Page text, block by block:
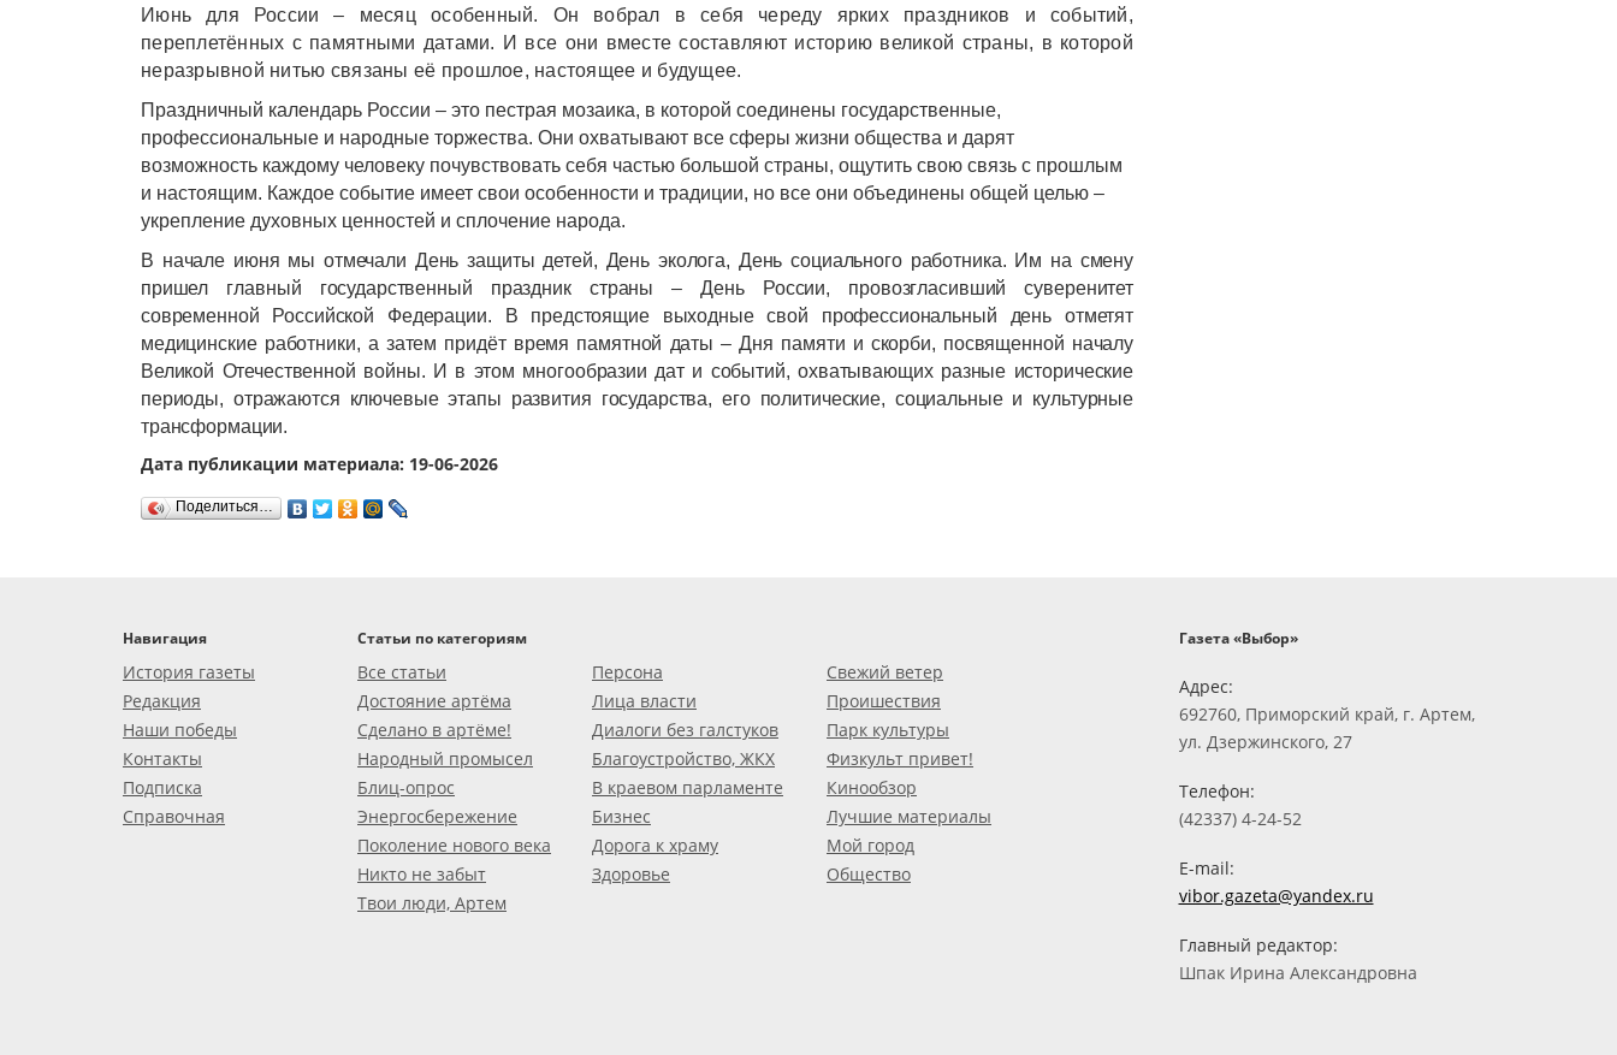
Июнь для России – месяц особенный. Он вобрал в себя череду ярких праздников и событий,
переплетённых с памятными датами. И все они вместе составляют историю великой страны, в которой
неразрывной нитью связаны её прошлое, настоящее и будущее.
Праздничный календарь России – это пестрая мозаика, в которой соединены государственные,
профессиональные и народные торжества. Они охватывают все сферы жизни общества и дарят
возможность каждому человеку почувствовать себя частью большой страны, ощутить свою связь с прошлым
и настоящим. Каждое событие имеет свои особенности и традиции, но все они объединены общей целью –
укрепление духовных ценностей и сплочение народа.
В начале июня мы отмечали День защиты детей, День эколога, День социального работника. Им на смену
пришел главный государственный праздник страны – День России, провозгласивший суверенитет
современной Российской Федерации. В предстоящие выходные свой профессиональный день отметят
медицинские работники, а затем придёт время памятной даты – Дня памяти и скорби, посвященной началу
Великой Отечественной войны. И в этом многообразии дат и событий, охватывающих разные исторические
периоды, отражаются ключевые этапы развития государства, его политические, социальные и культурные
трансформации.
Дата публикации материала: 19-06-2026
Поделиться…
Навигация
История газеты
Редакция
Наши победы
Контакты
Подписка
Справочная
Статьи по категориям
Все статьи
Достояние артёма
Сделано в артёме!
Народный промысел
Блиц-опрос
Энергосбережение
Поколение нового века
Никто не забыт
Твои люди, Артем
Персона
Лица власти
Диалоги без галстуков
Благоустройство, ЖКХ
В краевом парламенте
Бизнес
Дорога к храму
Здоровье
Свежий ветер
Проишествия
Парк культуры
Физкульт привет!
Кинообзор
Лучшие материалы
Мой город
Общество
Газета «Выбор»
Адрес:
692760, Приморский край, г. Артем,
ул. Дзержинского, 27
Телефон:
(42337) 4-24-52
E-mail:
vibor.gazeta@yandex.ru
Главный редактор:
Шпак Ирина Александровна